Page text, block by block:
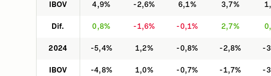
IBOV 4,9% -2,6% 6,1% 3,7%
Dif. 0,8% -1,6% -0,1% 2,7%
2024 -5,4% 1,2% -0,8% -2,8% -
IBOV -4,8% 1,0% -0,7% -1,7% -